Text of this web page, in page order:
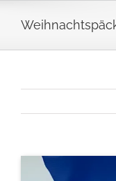
Zeige
grösseres